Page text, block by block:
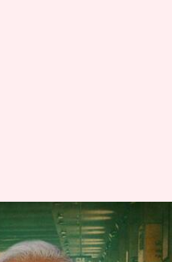
హైదరాబాద్